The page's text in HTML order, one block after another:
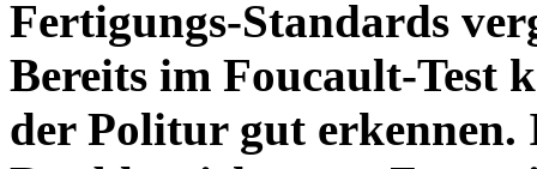
Fertigungs-Standards
Bereits im Foucault-Test
der Politur gut